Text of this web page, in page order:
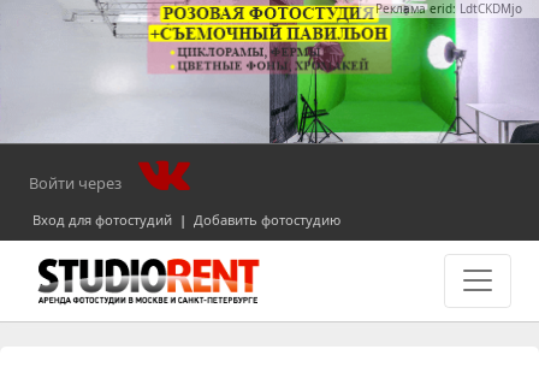
Реклама erid: LdtCKDMjo
Войти через
Вход для фотостудий | Добавить фотостудию